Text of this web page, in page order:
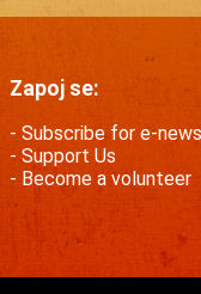
Zapoj se:
Subscribe for e-news
Support Us
Become a volunteer